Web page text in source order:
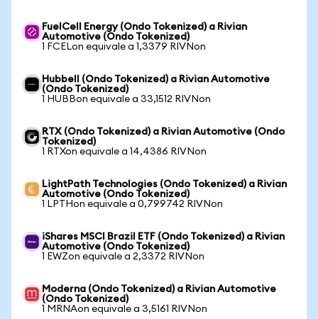
FuelCell Energy (Ondo Tokenized) a Rivian
Automotive (Ondo Tokenized)
1 FCELon equivale a 1,3379 RIVNon
Hubbell (Ondo Tokenized) a Rivian Automotive
(Ondo Tokenized)
1 HUBBon equivale a 33,1512 RIVNon
RTX (Ondo Tokenized) a Rivian Automotive (Ondo
Tokenized)
1 RTXon equivale a 14,4386 RIVNon
LightPath Technologies (Ondo Tokenized) a Rivian
Automotive (Ondo Tokenized)
1 LPTHon equivale a 0,799742 RIVNon
iShares MSCI Brazil ETF (Ondo Tokenized) a Rivian
Automotive (Ondo Tokenized)
1 EWZon equivale a 2,3372 RIVNon
Moderna (Ondo Tokenized) a Rivian Automotive
(Ondo Tokenized)
1 MRNAon equivale a 3,5161 RIVNon